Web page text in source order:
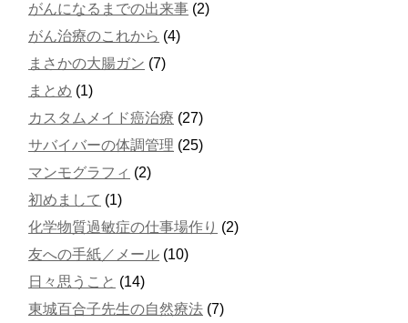
がんになるまでの出来事 (2)
がん治療のこれから (4)
まさかの大腸ガン (7)
まとめ (1)
カスタムメイド癌治療 (27)
サバイバーの体調管理 (25)
マンモグラフィ (2)
初めまして (1)
化学物質過敏症の仕事場作り (2)
友への手紙／メール (10)
日々思うこと (14)
東城百合子先生の自然療法 (7)